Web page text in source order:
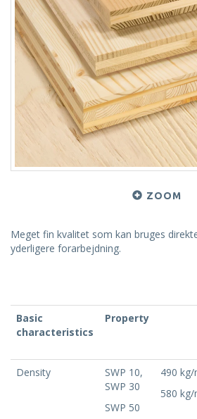
ZOOM
Meget fin kvalitet som kan bruges
yderligere forarbejdning.
Basic
characteristics
Property
Density
SWP 10,
SWP 30
SWP 50
490 kg/
580 kg/